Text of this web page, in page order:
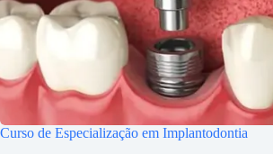
Curso de Especialização em Implantodontia